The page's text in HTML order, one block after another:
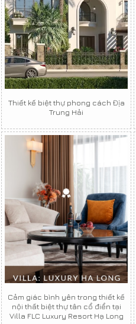
Thiết kế biệt thự phong cách Địa
Trung Hải
Cảm giác bình yên trong thiết kế
nội thất biệt thự tân cổ điển tại
Villa FLC Luxury Resort Hạ Long